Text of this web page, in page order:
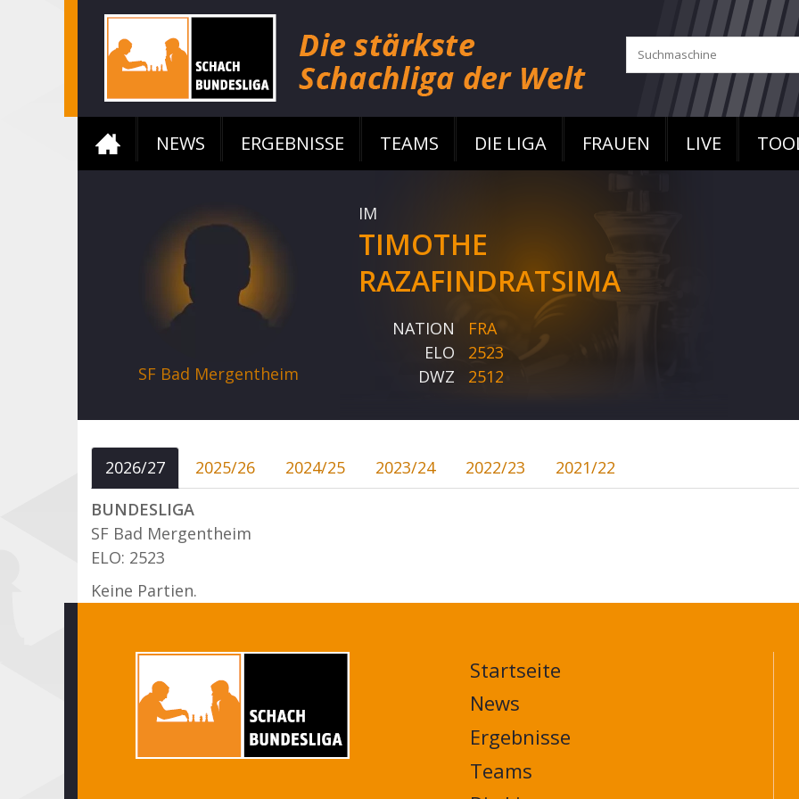
NEWS ERGEBNISSE TEAMS DIE LIGA FRAUEN LIVE
SF Bad Mergentheim
IM
TIMOTHE
RAZAFINDRATSIMA
NATION
FRA
ELO
2523
DWZ
2512
2026/27 2025/26 2024/25 2023/24 2022/23
2021/22
BUNDESLIGA
SF Bad Mergentheim
ELO: 2523
Keine Partien.
MAIN
NAVIGATION
FOOTER
Startseite
News
Ergebnisse
Teams